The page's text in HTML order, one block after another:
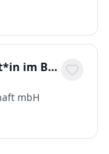
Digitaler Werkstudent*in im Bereich Marketing
mbH